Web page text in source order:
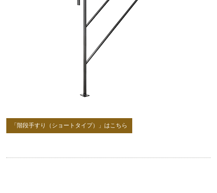
「階段手すり（ショートタイプ）」はこちら